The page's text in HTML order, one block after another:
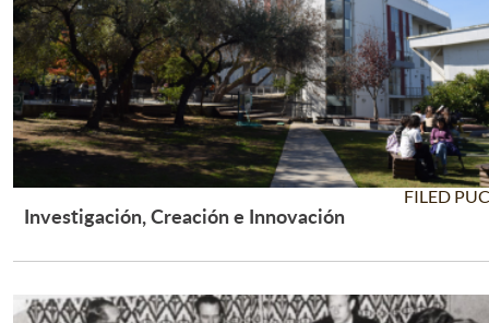
Investigación, Creación e Innovación
FILED